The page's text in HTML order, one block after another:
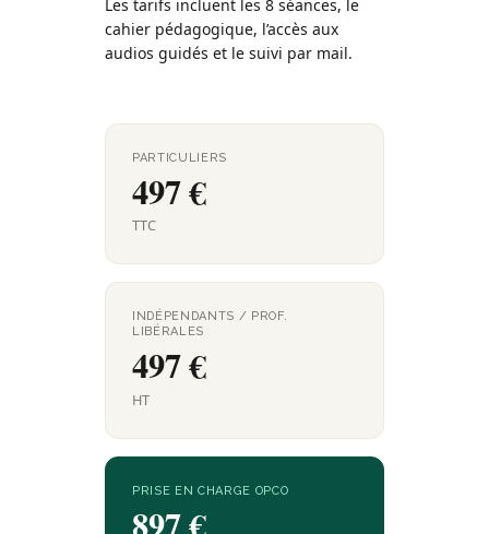
Les tarifs incluent les 8 séances, le
cahier pédagogique, l’accès aux
audios guidés et le suivi par mail.
PARTICULIERS
497 €
TTC
INDÉPENDANTS / PROF.
LIBÉRALES
497 €
HT
PRISE EN CHARGE OPCO
897 €